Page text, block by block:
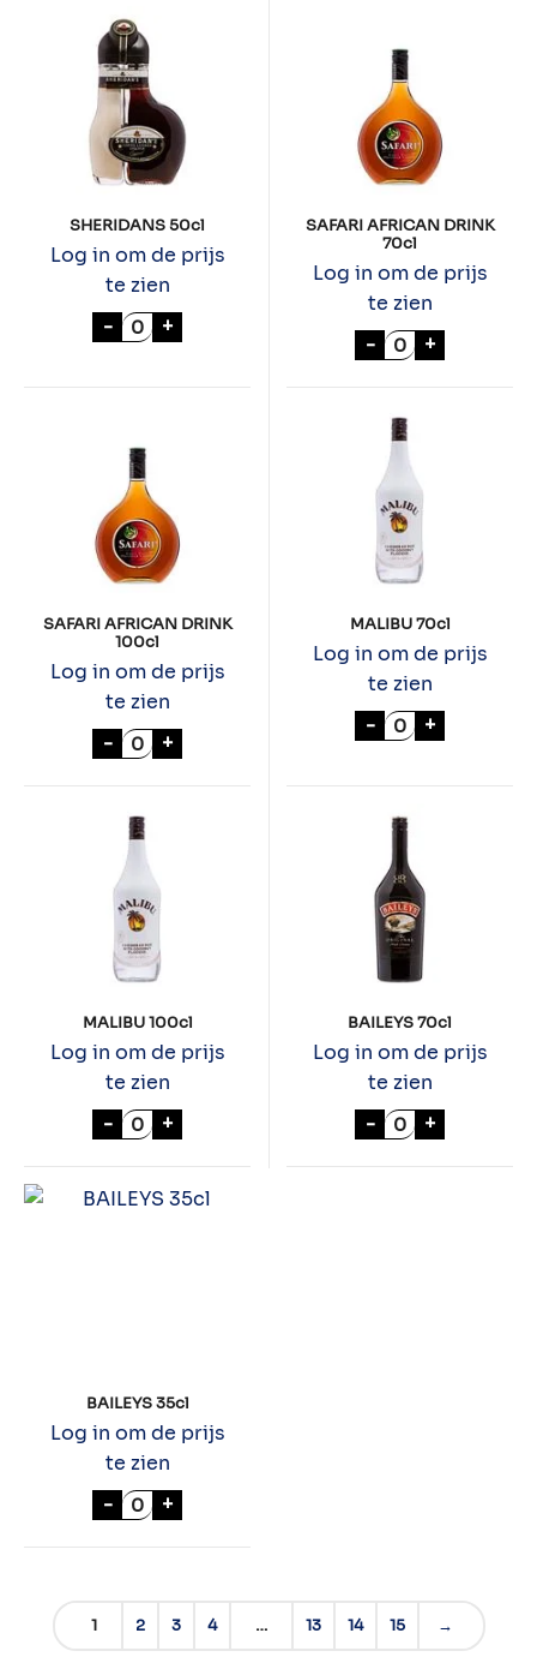
SHERIDANS 50cl
Log in om de prijs
te zien
- SHERIDANS 50cl aantal
+
SAFARI AFRICAN DRINK
70cl
Log in om de prijs
te zien
- SAFARI
+
SAFARI AFRICAN DRINK
100cl
Log in om de prijs
te zien
- SAFARI AFRICAN DRINK 100cl aantal
+
MALIBU 70cl
Log in om de prijs
te zien
- MALIBU 70cl
+
MALIBU 100cl
Log in om de prijs
te zien
- MALIBU 100cl aantal
+
BAILEYS 70cl
Log in om de prijs
te zien
- BAILEYS 70cl
+
BAILEYS 35cl
Log in om de prijs
te zien
- BAILEYS 35cl aantal
+
1 2 3 4 … 13 14 15 →